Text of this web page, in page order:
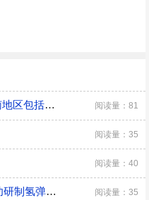
华南地区包括哪几个省我国的华南地区包括哪几个省 阅读量：81
阅读量：35
阅读量：40
1967年中国成为世界上第几个成功研制氢弹的国家 阅读量：35